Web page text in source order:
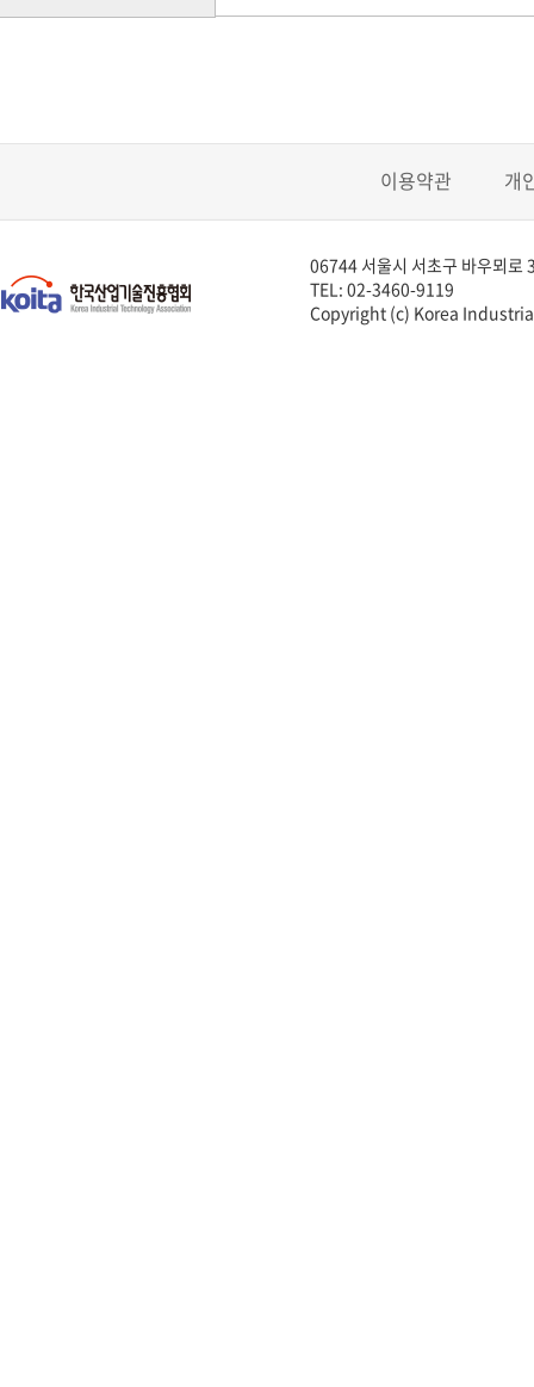
이용약관 개
06744 서울시 서초구 바우뫼로
TEL: 02-3460-9119
Copyright (c) Korea